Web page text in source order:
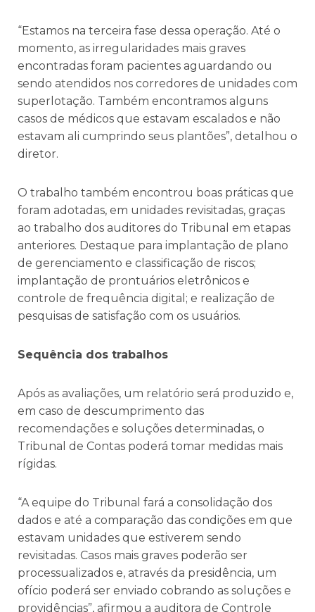
“Estamos na terceira fase dessa operação. Até o
momento, as irregularidades mais graves
encontradas foram pacientes aguardando ou
sendo atendidos nos corredores de unidades com
superlotação. Também encontramos alguns
casos de médicos que estavam escalados e não
estavam ali cumprindo seus plantões”, detalhou o
diretor.
O trabalho também encontrou boas práticas que
foram adotadas, em unidades revisitadas, graças
ao trabalho dos auditores do Tribunal em etapas
anteriores. Destaque para implantação de plano
de gerenciamento e classificação de riscos;
implantação de prontuários eletrônicos e
controle de frequência digital; e realização de
pesquisas de satisfação com os usuários.
Sequência dos trabalhos
Após as avaliações, um relatório será produzido e,
em caso de descumprimento das
recomendações e soluções determinadas, o
Tribunal de Contas poderá tomar medidas mais
rígidas.
“A equipe do Tribunal fará a consolidação dos
dados e até a comparação das condições em que
estavam unidades que estiverem sendo
revisitadas. Casos mais graves poderão ser
processualizados e, através da presidência, um
ofício poderá ser enviado cobrando as soluções e
providências”, afirmou a auditora de Controle